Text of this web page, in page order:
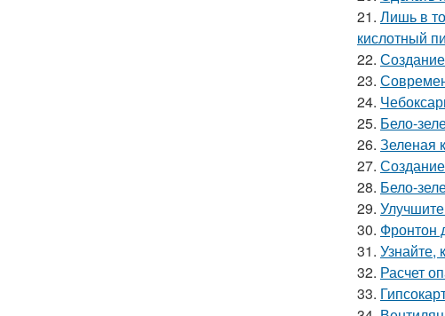
21. Лишь в
кислотный
22.
23.
24.
25. Бело-
26. Зеленая
27.
28. Бело-
29.
30. Фронтон
31. Узнайте,
32. Расчет
33.